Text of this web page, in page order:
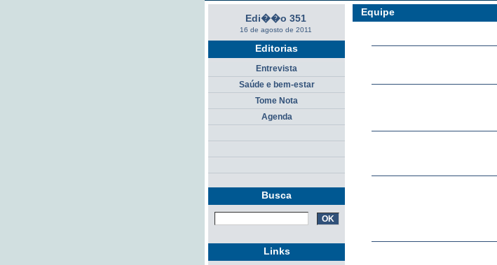
Equipe
Edi��o 351
16 de agosto de 2011
Editorias
Entrevista
Saúde e bem-estar
Tome Nota
Agenda
Busca
Links